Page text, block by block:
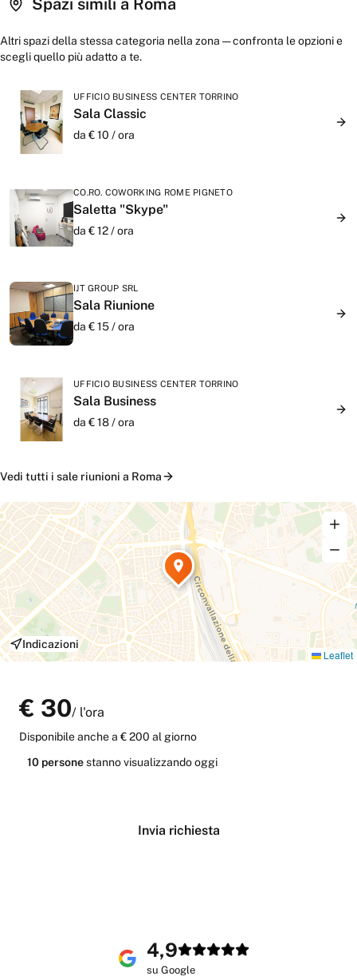
Spazi simili a Roma
Altri spazi della stessa categoria nella zona — confronta le opzioni e
scegli quello più adatto a te.
UFFICIO BUSINESS CENTER TORRINO
Sala Classic
da €10 /ora
CO.RO. COWORKING ROME PIGNETO
Saletta "Skype"
da €12/ora
IJT GROUP SRL
Sala Riunione
da €15/ora
UFFICIO BUSINESS CENTER TORRINO
Sala Business
da €18/ora
Vedi tutti i sale riunioni a Roma
Leaflet
Indicazioni
€ 30/ l'ora
Disponibile anchea € 200 al giorno
10 personestannovisualizzando oggi
Invia richiesta
4,9
su Google